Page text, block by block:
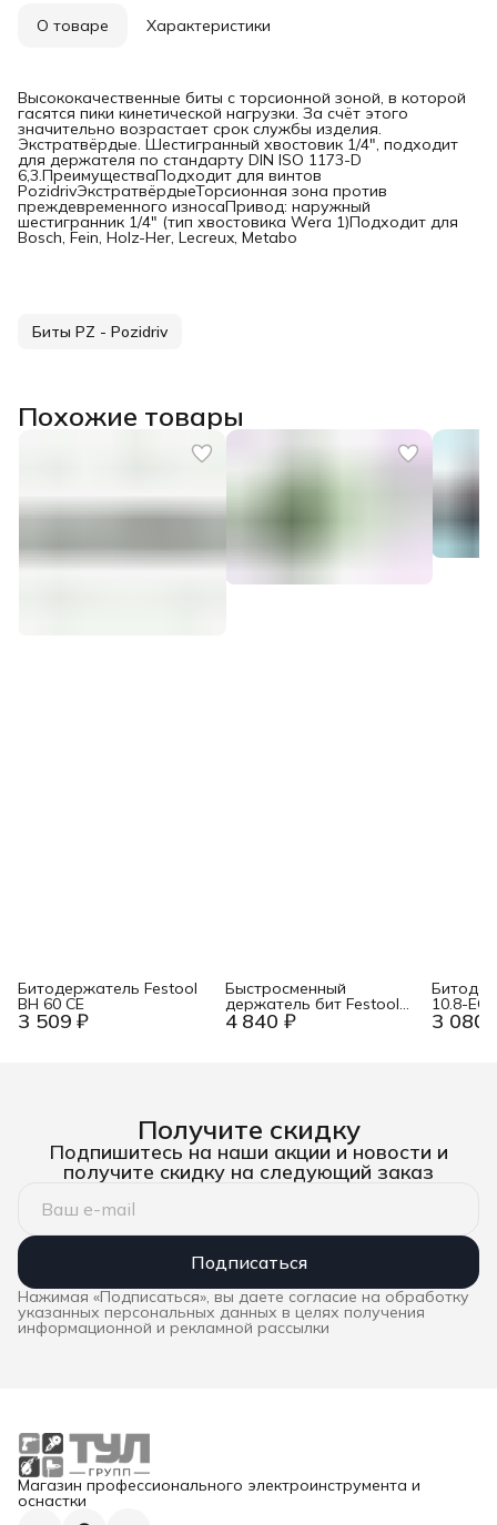
О товаре Характеристики
Высококачественные биты с торсионной зоной, в которой
гасятся пики кинетической нагрузки. За счёт этого
значительно возрастает срок службы изделия.
Экстратвёрдые. Шестигранный хвостовик 1/4", подходит
для держателя по стандарту DIN ISO 1173-D
6,3.ПреимуществаПодходит для винтов
PozidrivЭкстратвёрдыеТорсионная зона против
преждевременного износаПривод: наружный
шестигранник 1/4" (тип хвостовика Wera 1)Подходит для
Bosch, Fein, Holz-Her, Lecreux, Metabo
Биты PZ - Pozidriv
Похожие товары
3 509 ₽
Битодержатель Festool
BH 60 CE
4 840 ₽
Быстросменный
держатель бит Festool
BHS 60 CE 3 080
10.8-EC
Получите скидку
Подпишитесь на наши акции и новости и
получите скидку на следующий заказ
Подписаться
Нажимая «Подписаться», вы даете согласие на обработку
указанных персональных данных в целях получения
информационной и рекламной рассылки
Магазин профессионального электроинструмента и
оснастки